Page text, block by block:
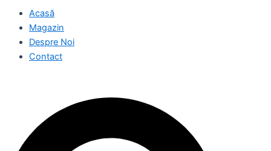
Acasă
Magazin
Despre Noi
Contact